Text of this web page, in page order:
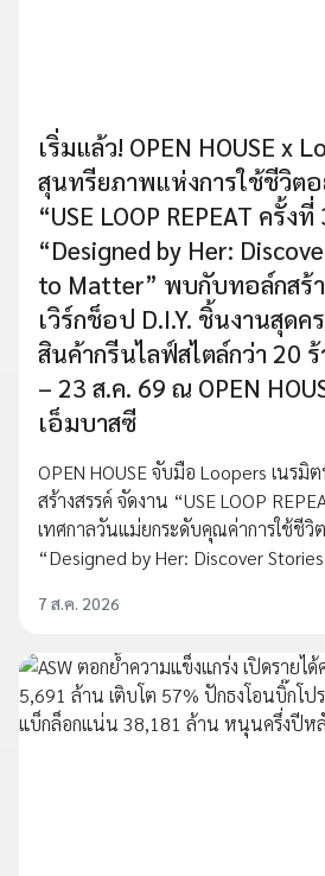
เริ่มแล้ว! OPEN HOUSE x
สุนทรียภาพแห่งการใช้ชีวิตอ
“USE LOOP REPEAT ครั้ง
“Designed by Her:
to Matter” พบกับทอล์กสร้
เวิร์กช็อป D.I.Y. ชิ้นงานสุดค
สินค้ากรีนไลฟ์สไตล์กว่า 20
– 23 ส.ค. 69 ณ OPEN
เอ็มบาสซี
OPEN HOUSE จับมือ Loopers เนร
สร้างสรรค์ จัดงาน “USE LOOP
เทศกาลวันแม่ยกระดับคุณค่าการใช้ชีวิ
“Designed by Her: Discover
7 ส.ค. 2026